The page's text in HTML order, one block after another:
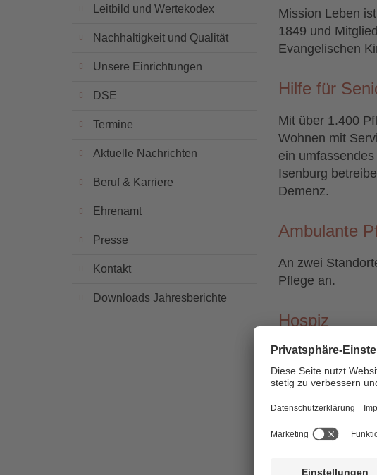
Leitbild und Wertekodex
Nachhaltigkeit und Qualität
Unsere Einrichtungen
DSE
Termine
Aktuelle Nachrichten
Beruf & Karriere
Ehrenamt
Presse
Kontakt
Downloads Jahresberichte
Mission Leben
1849 und
Evangelischen
Hilfe für
Mit über 1.400
Wohnen mit
ein
Isenburg
Demenz.
Ambulante
An zwei
Pflege an.
Hospiz
In Rodgau
Hilfen für
In mehreren
Menschen, die